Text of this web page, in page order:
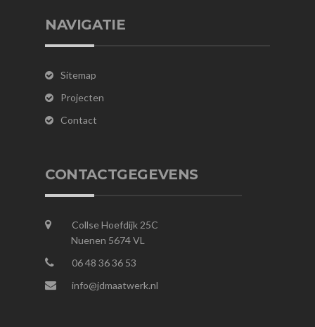
NAVIGATIE
Sitemap
Projecten
Contact
CONTACTGEGEVENS
Collse Hoefdijk 25C
Nuenen 5674 VL
06 48 36 36 53
info@jdmaatwerk.nl